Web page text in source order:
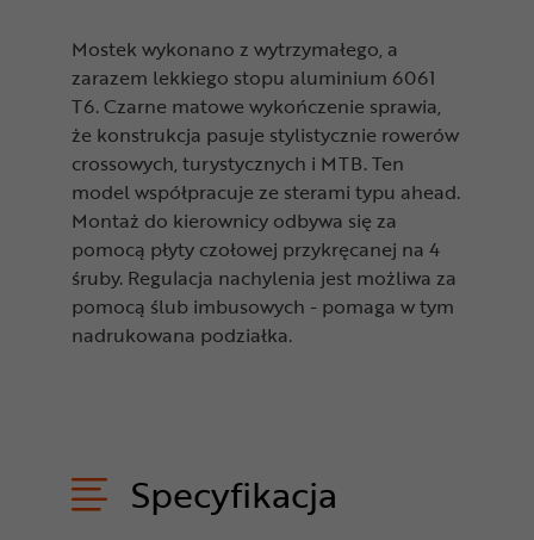
Mostek wykonano z wytrzymałego, a
zarazem lekkiego stopu aluminium 6061
T6. Czarne matowe wykończenie sprawia,
że konstrukcja pasuje stylistycznie rowerów
crossowych, turystycznych i MTB. Ten
model współpracuje ze sterami typu ahead.
Montaż do kierownicy odbywa się za
pomocą płyty czołowej przykręcanej na 4
śruby. Regulacja nachylenia jest możliwa za
pomocą ślub imbusowych - pomaga w tym
nadrukowana podziałka.
Specyfikacja